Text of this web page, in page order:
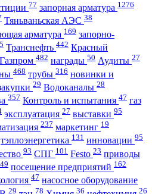
77 запорная арматура 1276
Тяньваньская АЭС 38
арматура 169 запорно-
Транснефть 442 Красный
Газпром 482 награды 50 Аудиты 27
468 трубы 316 новинки и
29 Водоканалы 28
357 Контроль и испытания 47 газ
эксплуатация 27 выставки 95
237 маркетинг 19
тэплоэнергетика 131 инновации 95
93 СПГ 101 Festo 23 приводы
посещение предприятий 162
47 насосное оборудование
29 78 36 26